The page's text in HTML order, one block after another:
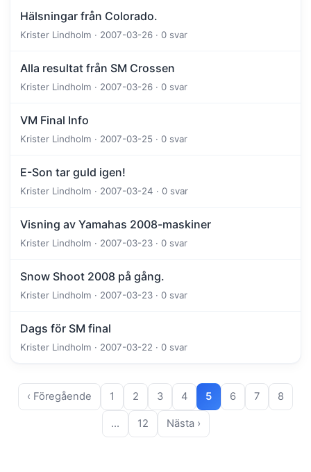
Hälsningar från Colorado.
Krister Lindholm · 2007-03-26 · 0 svar
Alla resultat från SM Crossen
Krister Lindholm · 2007-03-26 · 0 svar
VM Final Info
Krister Lindholm · 2007-03-25 · 0 svar
E-Son tar guld igen!
Krister Lindholm · 2007-03-24 · 0 svar
Visning av Yamahas 2008-maskiner
Krister Lindholm · 2007-03-23 · 0 svar
Snow Shoot 2008 på gång.
Krister Lindholm · 2007-03-23 · 0 svar
Dags för SM final
Krister Lindholm · 2007-03-22 · 0 svar
‹ Föregående 1 2 3 4 5 6 7 8
… 12 Nästa ›